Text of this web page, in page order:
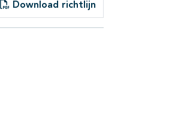
Download richtlijn